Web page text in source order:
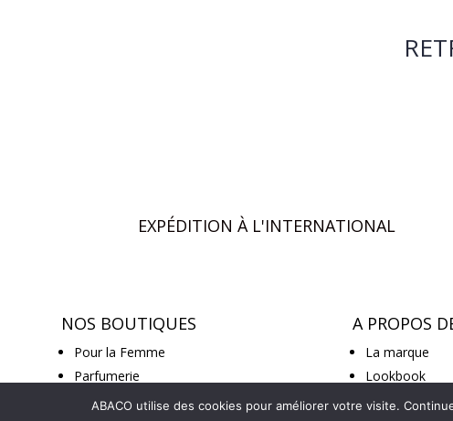
EXPÉDITION À L'INTERNATIONAL
NOS BOUTIQUES
Pour la Femme
Parfumerie
Prêt à porter
A PROPOS
La marque
Lookbook
Nous contacter
ABACO utilise des cookies pour améliorer votre visite.